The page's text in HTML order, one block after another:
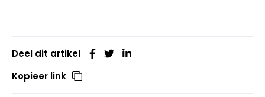
Deel dit artikel
Kopieer link